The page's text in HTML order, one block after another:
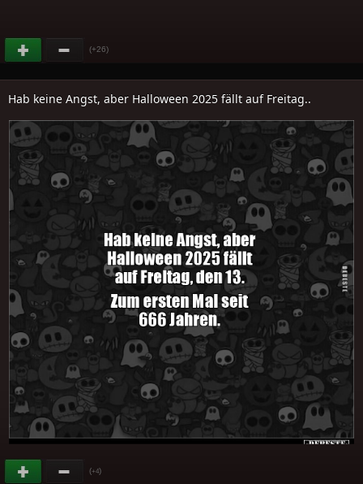
(+26)
Hab keine Angst, aber Halloween 2025 fällt auf Freitag..
(+4)